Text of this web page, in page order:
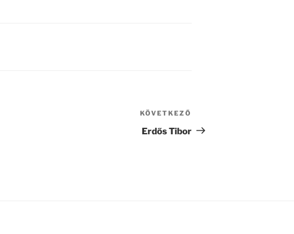
bejegyzés
KÖVETKEZŐ
Erdős Tibor